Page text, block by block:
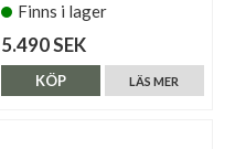
Finns i lager
5.490 SEK
LÄS MER
KÖP